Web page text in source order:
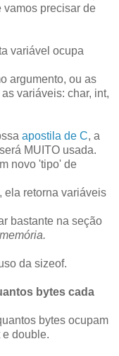
vamos precisar de
variável ocupa
argumento, ou as
variáveis: char, int,
apostila de C, a
MUITO usada.
novo 'tipo' de
, ela retorna variáveis
bastante na seção
da sizeof.
bytes cada
bytes ocupam
e double.